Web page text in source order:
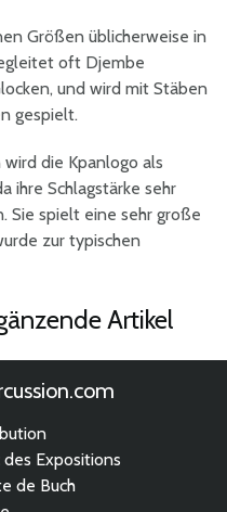
Größen üblicherweise in
oft Djembe
und wird mit Stäben
gespielt.
die Kpanlogo als
ihre Schlagstärke sehr
Sie spielt eine sehr große
zur typischen
Artikel
Expositions
de Buch